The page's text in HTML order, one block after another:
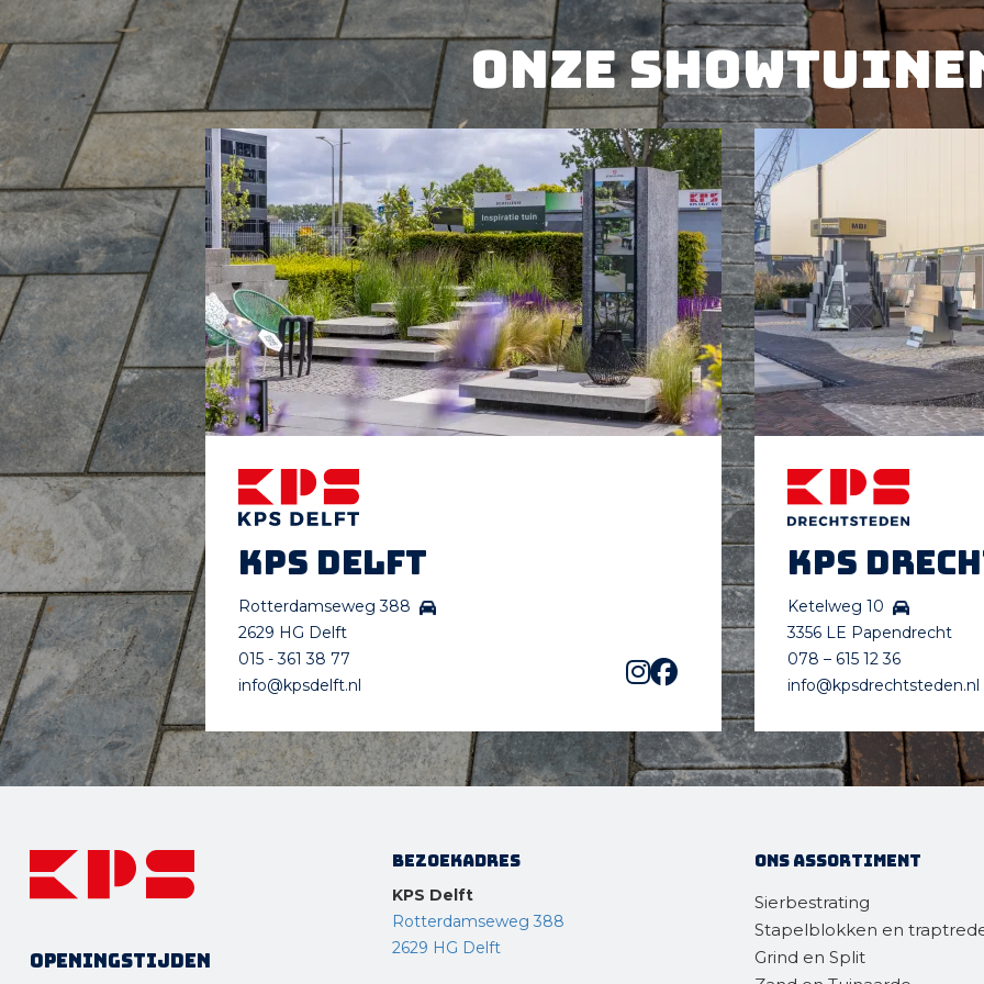
Onze
KPS Delft
Rotterdamseweg 388
2629 HG Delft
015 - 361 38 77
info@kpsdelft.nl
KPS
Ketelweg 10
3356 LE Papendrecht
078 – 615 12 36
info@kpsdrechtsteden.nl
Openingstijden
Bezoekadres
KPS Delft
Rotterdamseweg 388
2629 HG Delft
Ons assortiment
Sierbestrating
Stapelblokken en
Grind en Split